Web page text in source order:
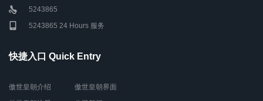
5243865
5243865 24 Hours 服务
快捷入口 Quick Entry
傲世皇朝介绍
傲世皇朝界面